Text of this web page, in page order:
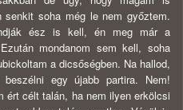
senkit soha még le nem győztem.
ész is kell, én meg már a
mondanom sem kell, soha
a dicsőségben. Na hallod,
egy újabb partira. Nem!
ért célt talán, ha nem ilyen erkölcsi